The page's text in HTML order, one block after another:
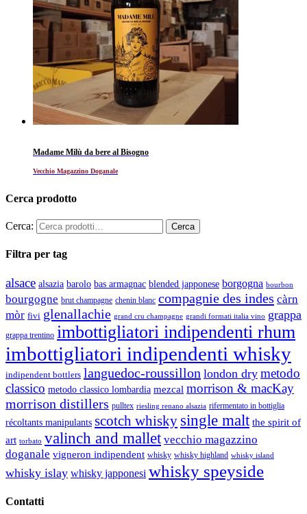
Madame Milù da bere al Bisogno
Vecchio Magazzino Doganale
Cerca prodotto
Cerca:
Filtra per tag
alsace alsazia barolo bas armagnac blended japponese borgogna bourbon
bourgogne brut champagne chenin blanc compagnie des indes càrn
mòr fivi glenallachie grand cru champagne grandi formati italia vino grappa
grappa trentino imbottigliatori indipendenti rhum
imbottigliatori indipendenti whisky
indipendent bottlers languedoc-roussillon london dry metodo
classico metodo classico lombardia mezcal morrison & macKay
morrison distillers pulltex riesling renano alsazia rifermentato in bottiglia
récoltants manipulants scotch whisky single malt the spirit of
art torbato valinch and mallet vecchio magazzino
doganale vigneron indipendent whisky whisky highland whisky island
whisky islay whisky japponesi whisky speyside
Contatti